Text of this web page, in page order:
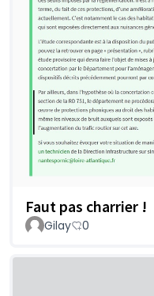
Faut pas charrier !
Gilay 0